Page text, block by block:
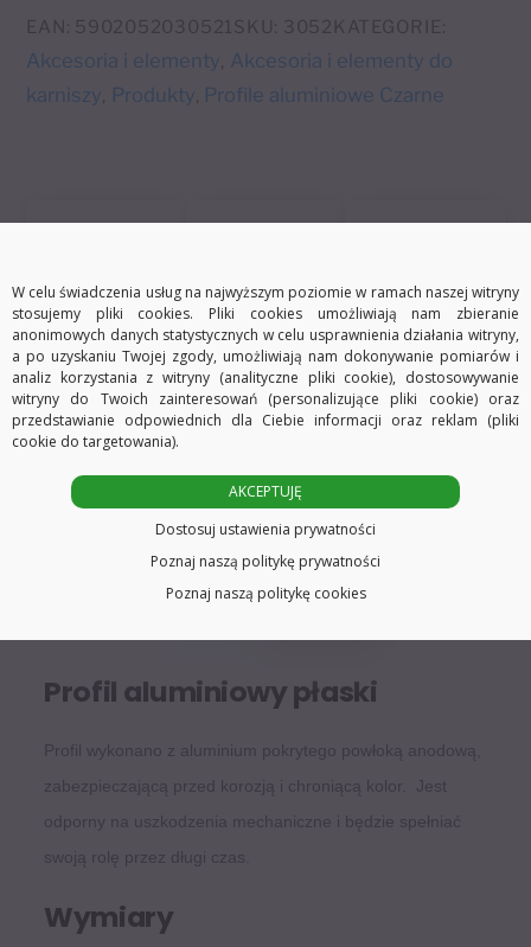
160
cm
e
r
n
v
:
EAN: 5902052030521 SKU: 3052 KATEGORIE:
Akcesoria i elementy, Akcesoria i elementy do
karniszy, Produkty, Profile aluminiowe Czarne
Darmowa dostawa Szybka wysyłka 30 dni na zwrot
Profil aluminiowy płaski
Profil wykonano z aluminium pokrytego powłoką anodową,
zabezpieczającą przed korozją i chroniącą kolor. Jest
odporny na uszkodzenia mechaniczne i będzie spełniać
swoją rolę przez długi czas.
Wymiary
W celu świadczenia usług na najwyższym poziomie w ramach naszej witryny
stosujemy pliki cookies. Pliki cookies umożliwiają nam zbieranie
anonimowych danych statystycznych w celu usprawnienia działania witryny,
a po uzyskaniu Twojej zgody, umożliwiają nam dokonywanie pomiarów i
analiz korzystania z witryny (analityczne pliki cookie), dostosowywanie
witryny do Twoich zainteresowań (personalizujące pliki cookie) oraz
przedstawianie odpowiednich dla Ciebie informacji oraz reklam (pliki
cookie do targetowania).
AKCEPTUJĘ
Dostosuj ustawienia prywatności
Poznaj naszą politykę prywatności
Poznaj naszą politykę cookies